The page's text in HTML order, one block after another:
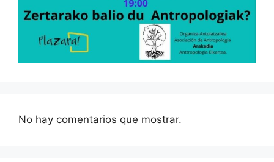
No hay comentarios que mostrar.